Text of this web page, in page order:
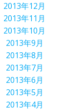
2013年12月
2013年11月
2013年10月
2013年9月
2013年8月
2013年7月
2013年6月
2013年5月
2013年4月